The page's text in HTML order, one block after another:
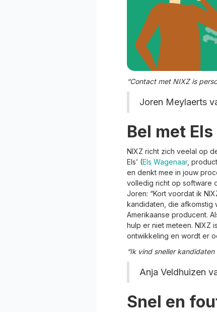
“Contact met NIXZ is
Joren Meylaerts
Bel met
NIXZ richt zich veelal op
Els’ (Els Wagenaar,
en denkt mee in jouw
volledig richt op software
Joren: “Kort voordat ik
kandidaten, die afkomstig
Amerikaanse producent.
hulp er niet meteen. NIXZ
ontwikkeling en wordt er
“Ik vind sneller
Anja Veldhuizen
Snel en